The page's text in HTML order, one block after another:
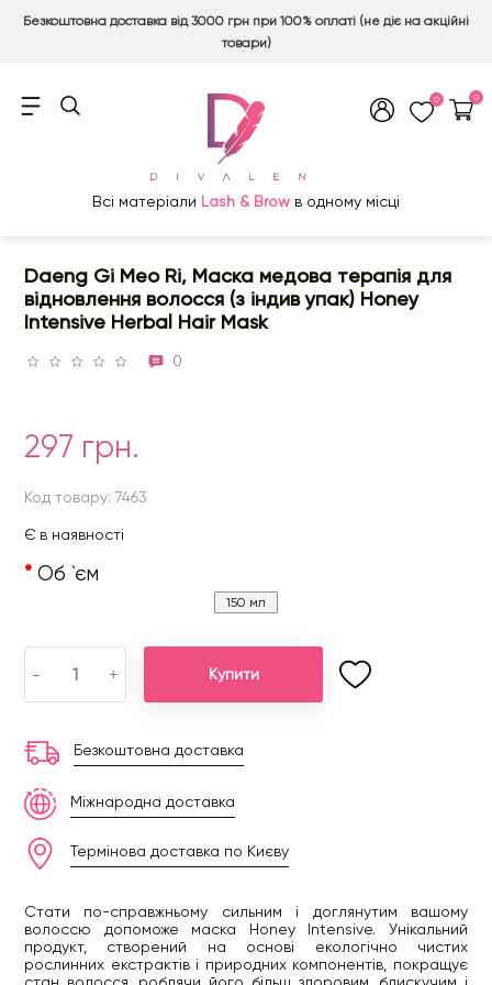
Безкоштовна доставка від 3000 грн при 100% оплаті (не діє на акційні
товари)
0 0
Всі матеріали Lash & Brow в одному місці
Daeng Gi Meo Ri, Маска медова терапія для
відновлення волосся (з індив упак) Honey
Intensive Herbal Hair Mask
0
297 грн.
Код товару: 7463
Є в наявності
Об `єм
150 мл
- + Купити
Безкоштовна доставка
Міжнародна доставка
Термінова доставка по Києву
Стати по-справжньому сильним і доглянутим вашому
волоссю допоможе маска Honey Intensive. Унікальний
продукт, створений на основі екологічно чистих
рослинних екстрактів і природних компонентів, покращує
стан волосся, роблячи його більш здоровим, блискучим і